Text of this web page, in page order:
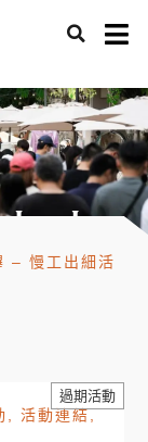
慢工出細活
,活動連結,
過期活動